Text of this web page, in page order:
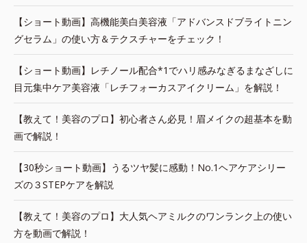
【ショート動画】高機能美白美容液「アドバンスドブライトニン
グセラム」の使い方＆テクスチャーをチェック！
【ショート動画】レチノール配合*1でハリ感みなぎるまなざしに
目元集中ケア美容液「レチフォーカスアイクリーム」を解説！
【教えて！美容のプロ】初心者さん必見！眉メイクの超基本を動
画で解説！
【30秒ショート動画】うるツヤ髪に感動！No.1ヘアケアシリー
ズの３STEPケアを解説
【教えて！美容のプロ】大人気ヘアミルクのワンランク上の使い
方を動画で解説！